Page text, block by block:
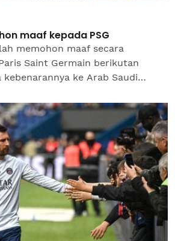
maaf kepada PSG
memohon maaf secara
Saint Germain berikutan
ke Arab Saudi